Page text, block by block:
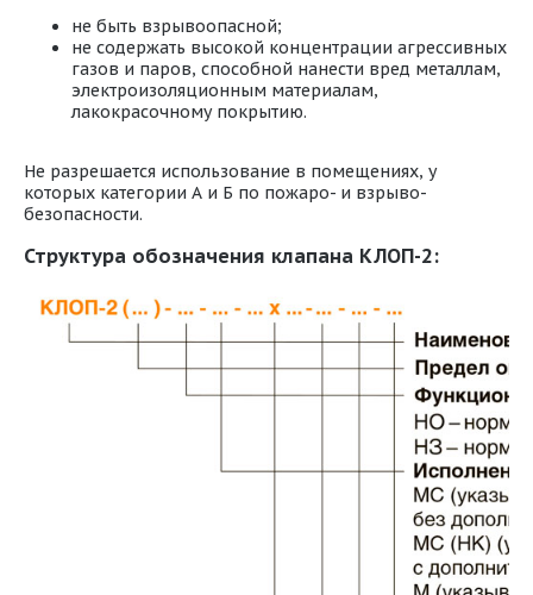
не быть взрывоопасной;
не содержать высокой концентрации агрессивных
газов и паров, способной нанести вред металлам,
электроизоляционным материалам,
лакокрасочному покрытию.
Не разрешается использование в помещениях, у
которых категории А и Б по пожаро- и взрыво-
безопасности.
Структура обозначения клапана КЛОП-2: